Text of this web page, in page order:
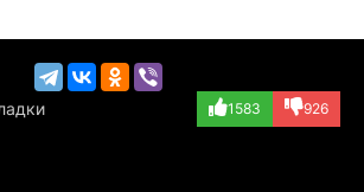
1583 926